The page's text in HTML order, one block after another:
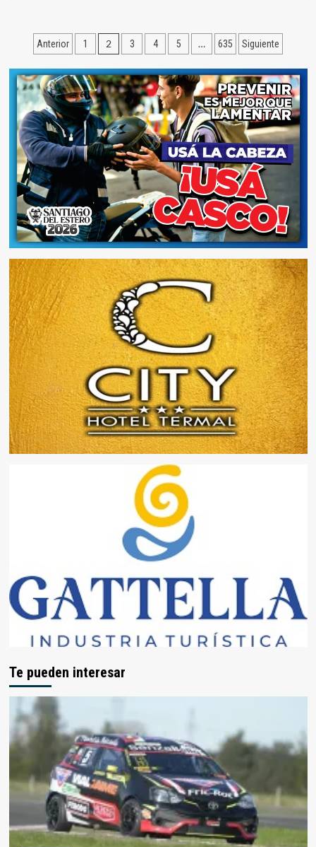
Norris
gana
primer
carrera
de
la
temporada
Paginación
de
entradas
Anterior 1 2 3 4 5 … 635 Siguiente
Te pueden interesar